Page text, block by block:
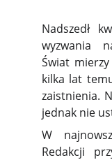
Nadszedł
wyzwania
Świat
kilka lat
zaistnienia.
jednak nie
W
Redakcji